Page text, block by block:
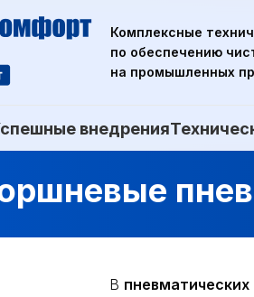
Комплексные
по обеспечению
на промышленных
внедрения
В